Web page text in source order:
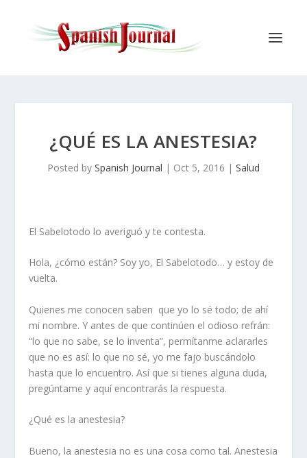
¿QUÉ ES LA ANESTESIA?
Posted by Spanish Journal | Oct 5, 2016 | Salud
El Sabelotodo lo averiguó y te contesta.
Hola, ¿cómo están? Soy yo, El Sabelotodo… y estoy de
vuelta.
Quienes me conocen saben que yo lo sé todo; de ahí
mi nombre. Y antes de que continúen el odioso refrán:
“lo que no sabe, se lo inventa”, permítanme aclararles
que no es así: lo que no sé, yo me fajo buscándolo
hasta que lo encuentro. Así que si tienes alguna duda,
pregúntame y aquí encontrarás la respuesta.
¿Qué es la anestesia?
Bueno, la anestesia no es una cosa como tal. Anestesia